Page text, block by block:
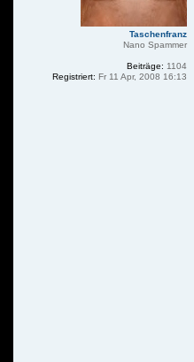
Taschenfranz
Nano Spammer
Beiträge: 1104
Registriert: Fr 11 Apr, 2008 16:13